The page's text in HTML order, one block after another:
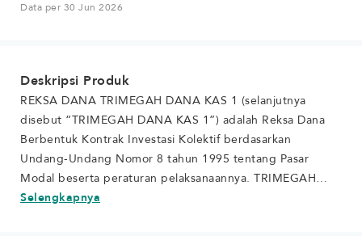
Data per 30 Jun 2026
Deskripsi Produk
REKSA DANA TRIMEGAH DANA KAS 1 (selanjutnya
disebut “TRIMEGAH DANA KAS 1”) adalah Reksa Dana
Berbentuk Kontrak Investasi Kolektif berdasarkan
Undang-Undang Nomor 8 tahun 1995 tentang Pasar
Modal beserta peraturan pelaksanaannya. TRIMEGAH
DANA KAS 1 bertujuan untuk memenuhi kebutuhan
Selengkapnya